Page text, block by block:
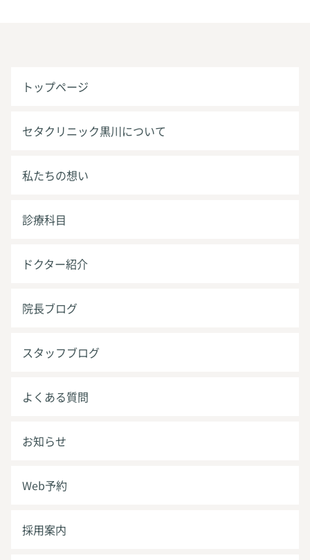
トップページ
セタクリニック黒川について
私たちの想い
診療科目
ドクター紹介
院長ブログ
スタッフブログ
よくある質問
お知らせ
Web予約
採用案内